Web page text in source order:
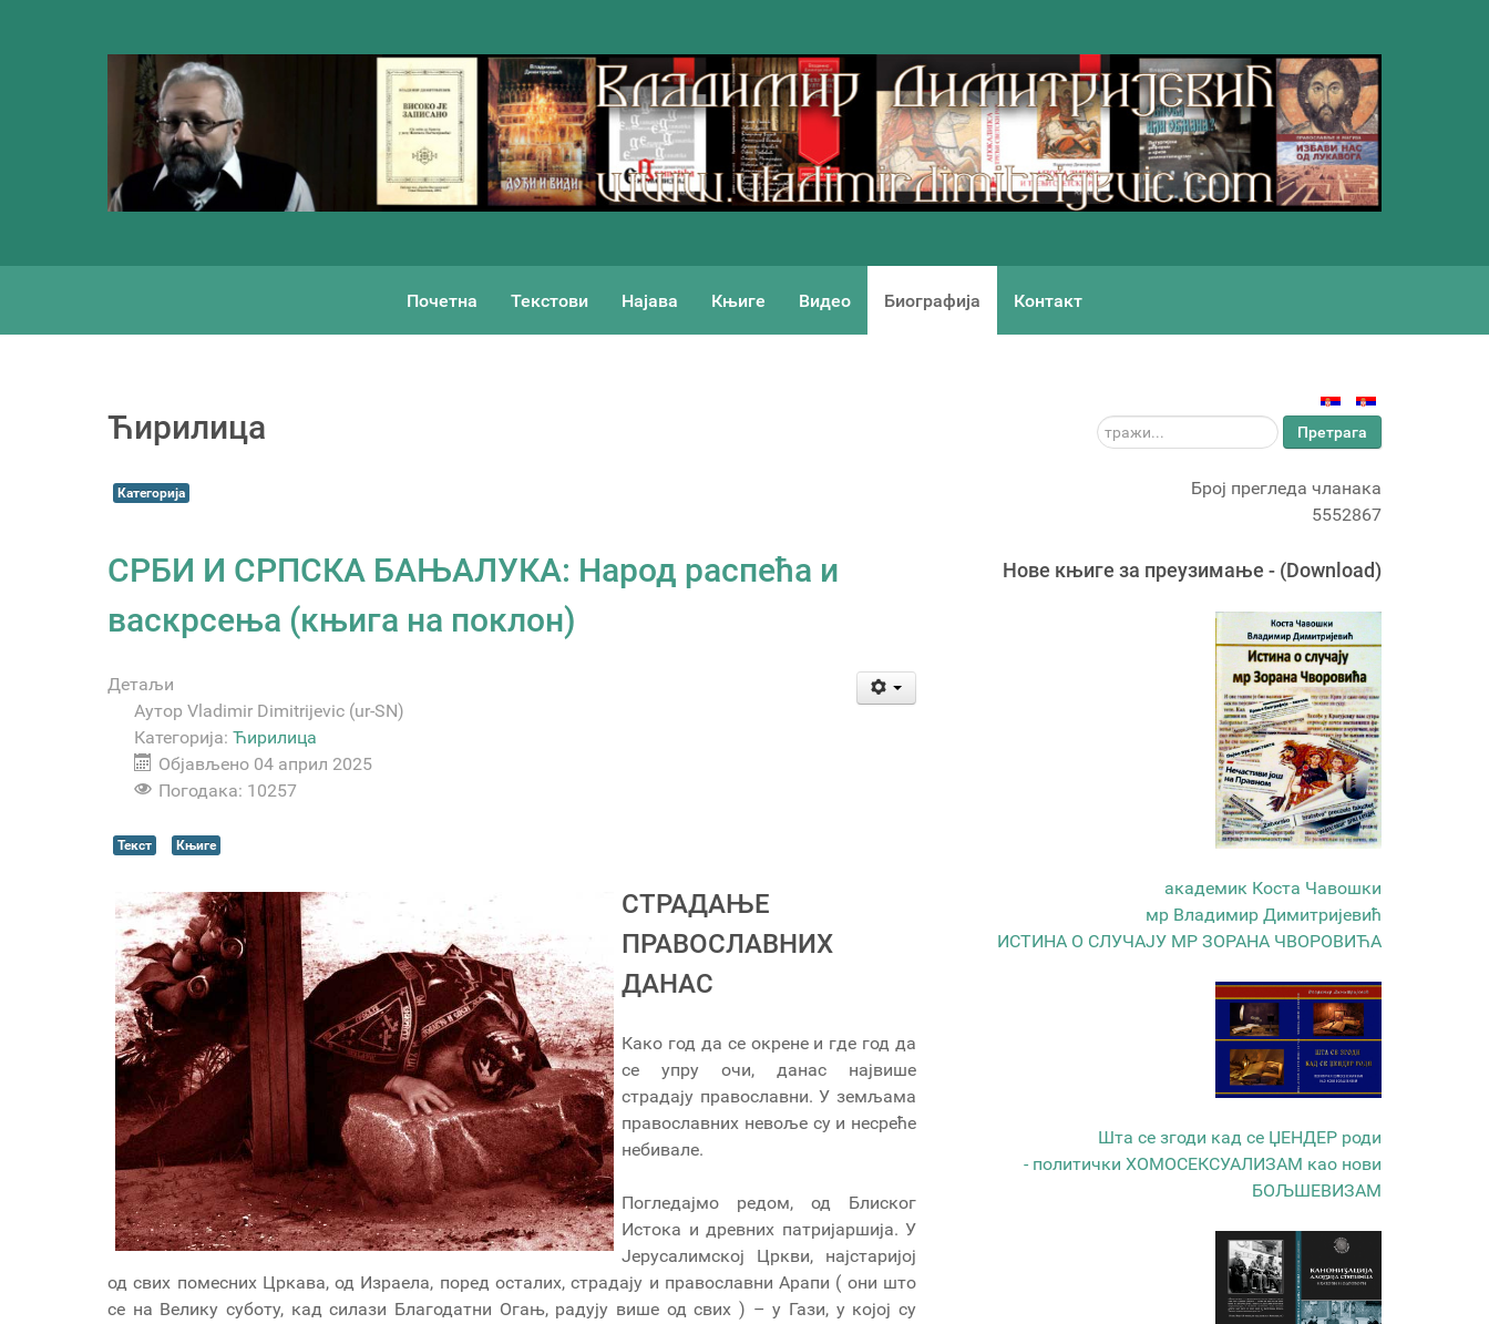
Почетна Текстови Најава Књиге Видео Биографија Контакт
Ћирилица
Категорија
СРБИ И СРПСКА БАЊАЛУКА: Народ распећа и
васкрсења (књига на поклон)
Детаљи
Аутор Vladimir Dimitrijevic (ur-SN)
Категорија: Ћирилица
Објављено 04 април 2025
Погодака: 10257
Текст Књиге
СТРАДАЊЕ
ПРАВОСЛАВНИХ
ДАНАС
Како год да се окрене и где год да
се упру очи, данас највише
страдају православни. У земљама
православних невоље су и несреће
небивале.
Погледајмо редом, од Блиског
Истока и древних патријаршија. У
Јерусалимској Цркви, најстаријој
од свих помесних Цркава, од Израела, поред осталих, страдају и православни Арапи ( они што
се на Велику суботу, кад силази Благодатни Огањ, радују више од свих ) – у Гази, у којој су
тражи... Претрага
Број прегледа чланака
5552867
Новe књигe за преузимање - (Download)
академик Коста Чавошки
мр Владимир Димитријевић
ИСТИНА О СЛУЧАЈУ МР ЗОРАНА ЧВОРОВИЋА
Шта се згоди кад се ЏЕНДЕР роди
- политички ХОМОСЕКСУАЛИЗАМ као нови
БОЉШЕВИЗАМ